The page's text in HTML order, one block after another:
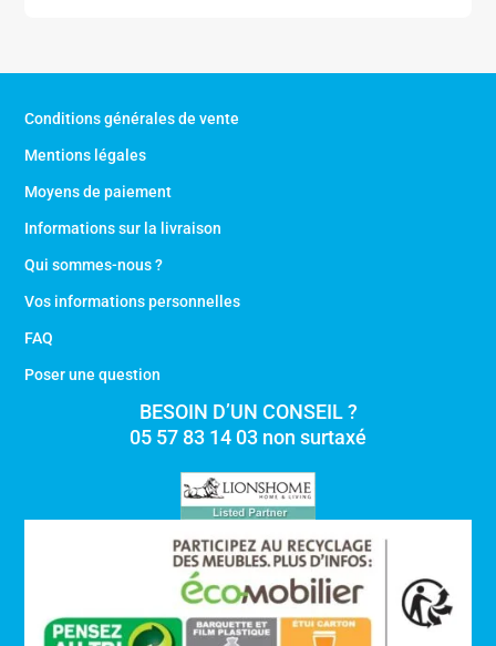
Conditions générales de vente
Mentions légales
Moyens de paiement
Informations sur la livraison
Qui sommes-nous ?
Vos informations personnelles
FAQ
Poser une question
BESOIN D’UN CONSEIL ?
05 57 83 14 03 non surtaxé